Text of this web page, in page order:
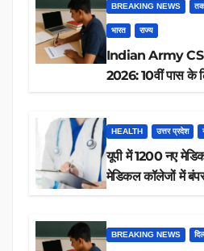
BREAKING NEWS
भारत राज्य
Indian Army
2026: 10वीं पास के
HEALTH उत्तर प्रदेश
यूपी में 1200 नए
मेडिकल कॉलेजों में
BREAKING NEWS